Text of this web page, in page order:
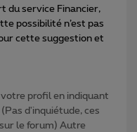
du service Financier,
possibilité n’est pas
cette suggestion et
profil en indiquant
d'inquiétude, ces
le forum) Autre